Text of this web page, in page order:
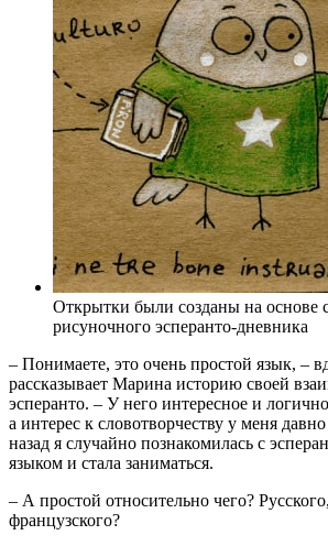
Открытки были созданы на основе
рисуночного эсперанто-дневника
– Понимаете, это очень простой язык, –
рассказывает Марина историю своей
эсперанто. – У него интересное и
а интерес к словотворчеству у меня
назад я случайно познакомилась с
языком и стала заниматься.
– А простой относительно чего?
французского?